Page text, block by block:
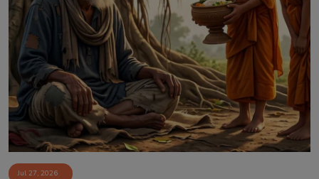
Jul 27, 2026